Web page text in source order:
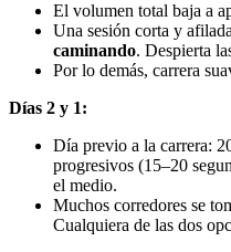
El volumen total baja a
Una sesión corta y
caminando. Despierta
Por lo demás, carrera
Días 2 y 1:
Día previo a la carrera:
progresivos (15–20
el medio.
Muchos corredores se
Cualquiera de las dos